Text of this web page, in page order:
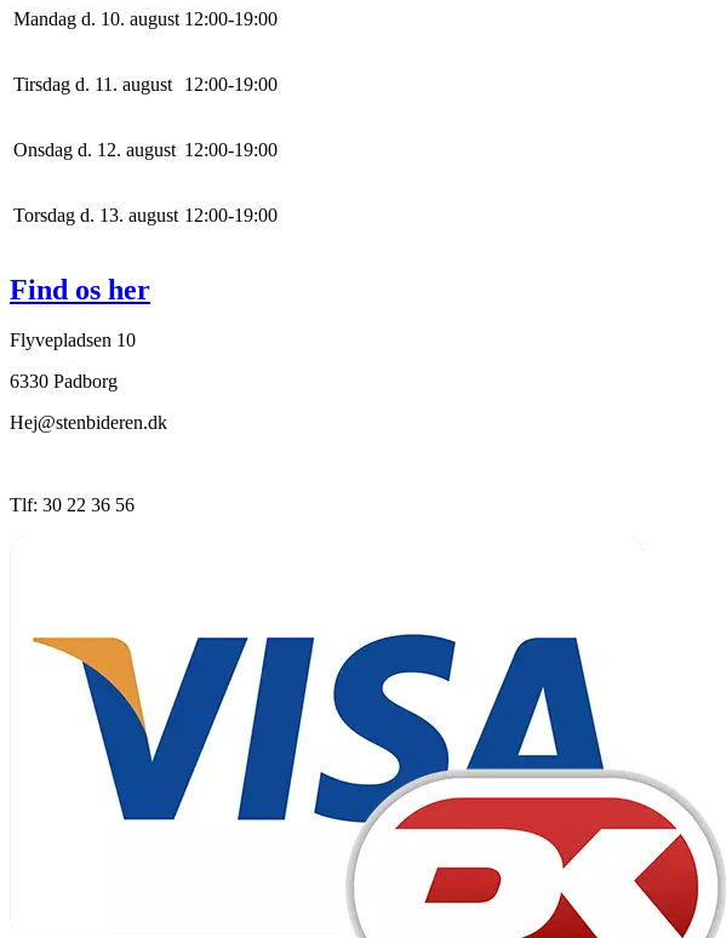
Mandag d. 10. august 12:00-19:00
Tirsdag d. 11. august 12:00-19:00
Onsdag d. 12. august 12:00-19:00
Torsdag d. 13. august 12:00-19:00
Find os her
Flyvepladsen 10
6330 Padborg
Hej@stenbideren.dk
Tlf: 30 22 36 56